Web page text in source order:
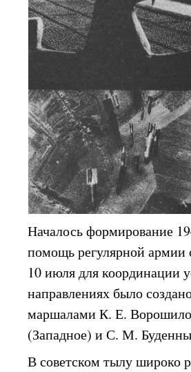
Началось формирование
помощь регулярной армии
10 июля для координации
направлениях было
маршалами К. Е.
(Западное) и С. М.
В советском тылу широко